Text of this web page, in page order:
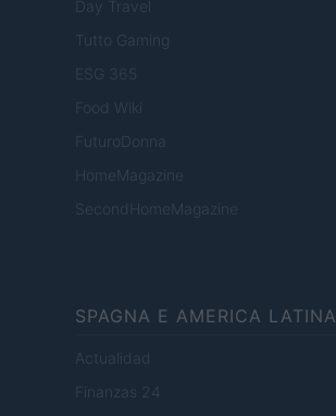
Day Travel
Tutto Gaming
ESG 365
Food Wiki
FuturoDonna
HomeMagazine
SecondHomeMagazine
SPAGNA E AMERICA LATINA
Actualidad
Finanzas 24